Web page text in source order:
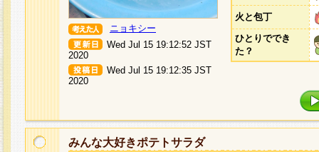
ニョキシー
Wed Jul 15 19:12:52 JST
2020
Wed Jul 15 19:12:35 JST
2020
火と包丁
ひとりででき
た？
みんな大好きポテトサラダ